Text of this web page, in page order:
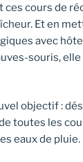
ces cours de
Et en
avec
souris,
objectif :
toutes les
eaux de pluie.